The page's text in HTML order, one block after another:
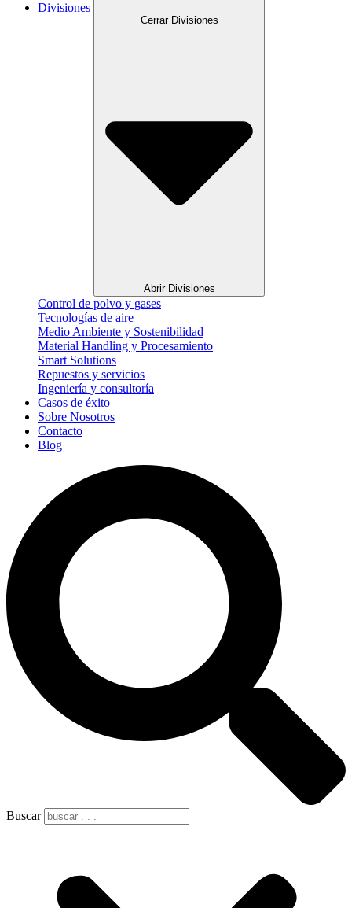
Divisiones
Cerrar Divisiones
Abrir Divisiones
Control de polvo y gases
Tecnologías de aire
Medio Ambiente y Sostenibilidad
Material Handling y Procesamiento
Smart Solutions
Repuestos y servicios
Ingeniería y consultoría
Casos de éxito
Sobre Nosotros
Contacto
Blog
Buscar